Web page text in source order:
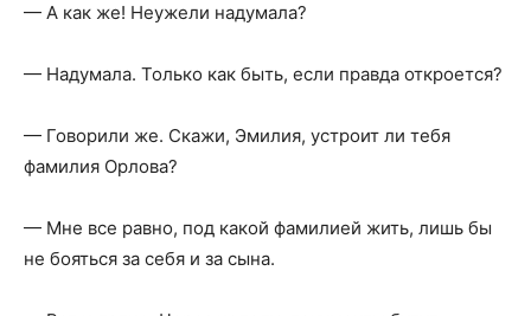
— А как же! Неужели надумала?
— Надумала. Только как быть, если правда откроется?
— Говорили же. Скажи, Эмилия, устроит ли тебя
фамилия Орлова?
— Мне все равно, под какой фамилией жить, лишь бы
не бояться за себя и за сына.